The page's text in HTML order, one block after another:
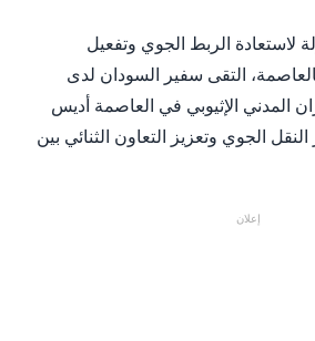
لاستعادة الربط الجوي وتفعيل
التقى سفير السودان لدى
المدني الإثيوبي في العاصمة أديس
الجوي وتعزيز التعاون الثنائي بين
إعلان